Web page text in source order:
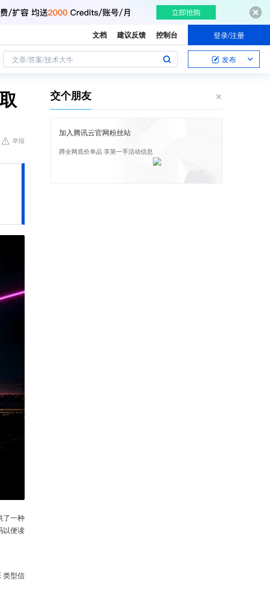
文档 建议反馈 控制台 登录/注册
文章/答案/技术大牛 发布
举报
了一种
以便读
类型信
交个朋友
加入腾讯云官网粉丝站
蹲全网底价单品 享第一手活动信息